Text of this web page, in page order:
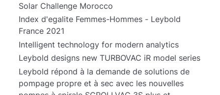
Solar Challenge Morocco
Index d'egalite Femmes-Hommes - Leybold
France 2021
Intelligent technology for modern analytics
Leybold designs new TURBOVAC iR model series
Leybold répond à la demande de solutions de
pompage propre et à sec avec les nouvelles